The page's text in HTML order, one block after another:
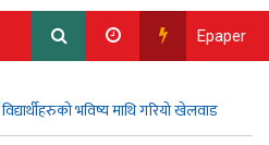
Epaper
भविष्य माथि गरियो खेलवाड